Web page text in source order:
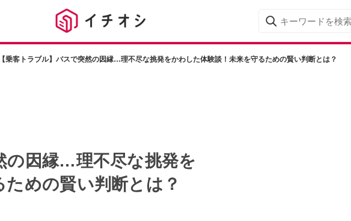
【乗客トラブル】バスで突然の因縁…理不尽な挑発をかわした体験談！未来を守るための賢い判断とは？
の因縁…理不尽な挑発を
めの賢い判断とは？